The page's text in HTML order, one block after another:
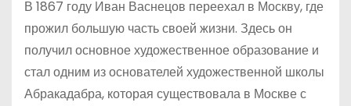
В 1867 году Иван Васнецов переехал в Москву, где
прожил большую часть своей жизни. Здесь он
получил основное художественное образование и
стал одним из основателей художественной школы
Абракадабра, которая существовала в Москве с